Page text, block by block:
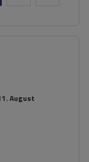
August